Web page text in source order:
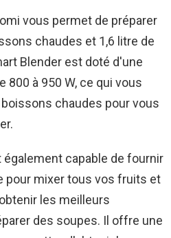
vous permet de préparer
chaudes et 1,6 litre de
Blender est doté d'une
à 950 W, ce qui vous
chaudes pour vous
capable de fournir
pour mixer tous vos fruits et
les meilleurs
des soupes. Il offre une